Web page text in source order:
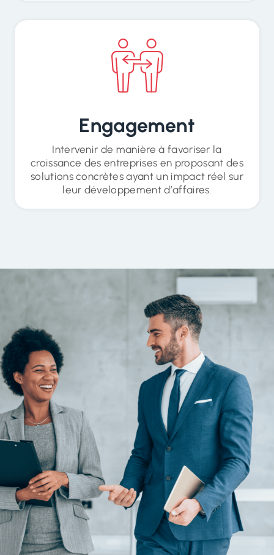
Engagement
Intervenir de manière à favoriser la
croissance des entreprises en proposant des
solutions concrètes ayant un impact réel sur
leur développement d’affaires.